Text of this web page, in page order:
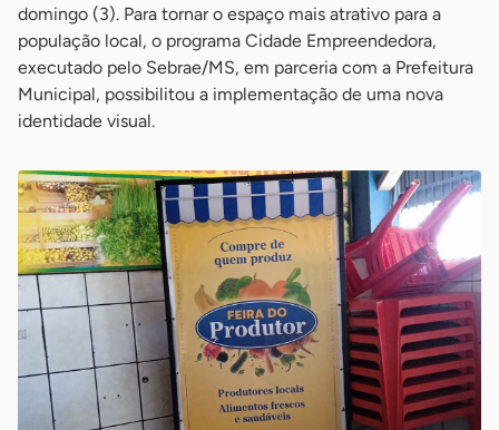
domingo (3). Para tornar o espaço mais atrativo para a
população local, o programa Cidade Empreendedora,
executado pelo Sebrae/MS, em parceria com a Prefeitura
Municipal, possibilitou a implementação de uma nova
identidade visual.